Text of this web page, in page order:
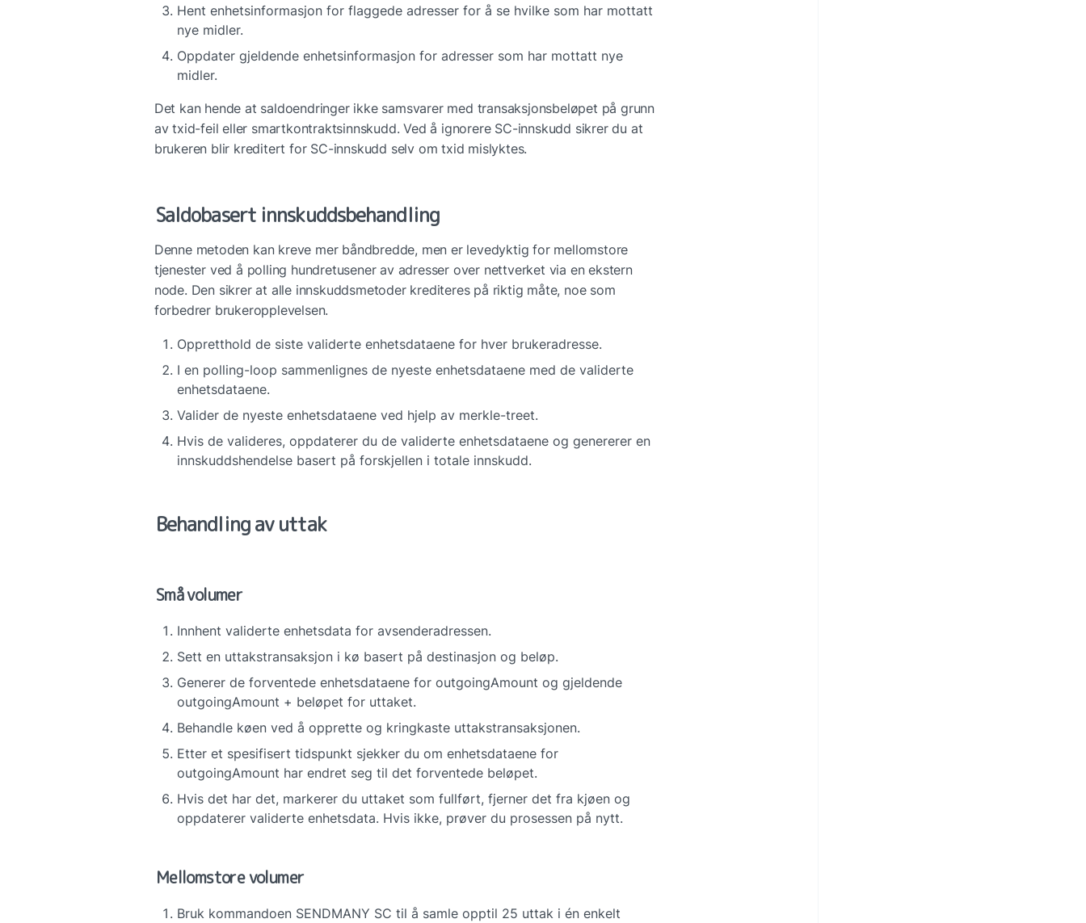
Hent enhetsinformasjon for flaggede adresser for å se hvilke som har mottatt
nye midler.
Oppdater gjeldende enhetsinformasjon for adresser som har mottatt nye
midler.
Det kan hende at saldoendringer ikke samsvarer med transaksjonsbeløpet på grunn
av txid-feil eller smartkontraktsinnskudd. Ved å ignorere SC-innskudd sikrer du at
brukeren blir kreditert for SC-innskudd selv om txid mislyktes.
Saldobasert innskuddsbehandling
Denne metoden kan kreve mer båndbredde, men er levedyktig for mellomstore
tjenester ved å polling hundretusener av adresser over nettverket via en ekstern
node. Den sikrer at alle innskuddsmetoder krediteres på riktig måte, noe som
forbedrer brukeropplevelsen.
Oppretthold de siste validerte enhetsdataene for hver brukeradresse.
I en polling-loop sammenlignes de nyeste enhetsdataene med de validerte
enhetsdataene.
Valider de nyeste enhetsdataene ved hjelp av merkle-treet.
Hvis de valideres, oppdaterer du de validerte enhetsdataene og genererer en
innskuddshendelse basert på forskjellen i totale innskudd.
Behandling av uttak
Små volumer
Innhent validerte enhetsdata for avsenderadressen.
Sett en uttakstransaksjon i kø basert på destinasjon og beløp.
Generer de forventede enhetsdataene for outgoingAmount og gjeldende
outgoingAmount + beløpet for uttaket.
Behandle køen ved å opprette og kringkaste uttakstransaksjonen.
Etter et spesifisert tidspunkt sjekker du om enhetsdataene for
outgoingAmount har endret seg til det forventede beløpet.
Hvis det har det, markerer du uttaket som fullført, fjerner det fra kjøen og
oppdaterer validerte enhetsdata. Hvis ikke, prøver du prosessen på nytt.
Mellomstore volumer
Bruk kommandoen SENDMANY SC til å samle opptil 25 uttak i én enkelt